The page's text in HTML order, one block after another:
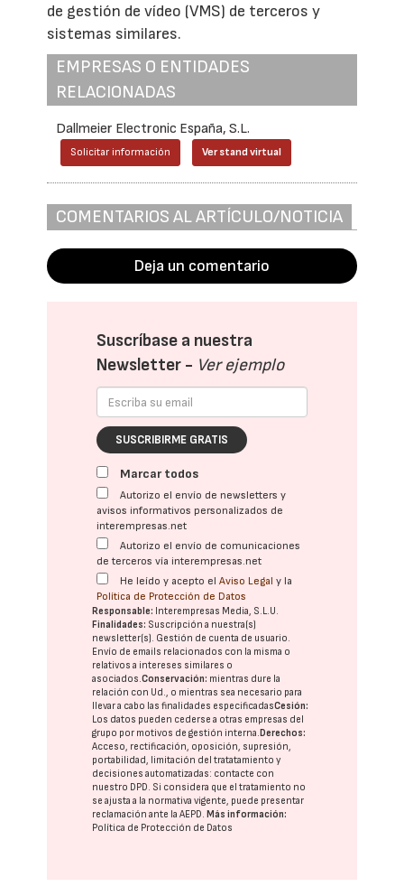
de gestión de vídeo (VMS) de terceros y
sistemas similares.
EMPRESAS O ENTIDADES
RELACIONADAS
Dallmeier Electronic España, S.L.
Solicitar información Ver stand virtual
COMENTARIOS AL ARTÍCULO/NOTICIA
Deja un comentario
Suscríbase a nuestra
Newsletter - Ver ejemplo
SUSCRIBIRME GRATIS
Marcar todos
Autorizo el envío de newsletters y
avisos informativos personalizados de
interempresas.net
Autorizo el envío de comunicaciones
de terceros vía interempresas.net
He leído y acepto elAviso Legal y la
Política de Protección de Datos
Responsable: Interempresas Media, S.L.U.
Finalidades: Suscripción a nuestra(s)
newsletter(s). Gestión de cuenta de usuario.
Envío de emails relacionados con la misma o
relativos a intereses similares o
asociados.Conservación: mientras dure la
relación con Ud., o mientras sea necesario para
llevar a cabo las finalidades especificadasCesión:
Los datos pueden cederse a otras empresas del
grupo por motivos de gestión interna. Derechos:
Acceso, rectificación, oposición, supresión,
portabilidad, limitación del tratatamiento y
decisiones automatizadas: contacte con
nuestro DPD. Si considera que el tratamiento no
se ajusta a la normativa vigente, puede presentar
reclamación ante laAEPD. Más información:
Política de Protección de Datos